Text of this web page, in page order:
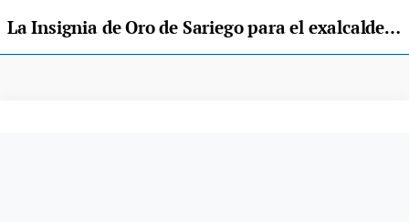
La Insignia de Oro de Sariego para el exalcalde Javier Parajón